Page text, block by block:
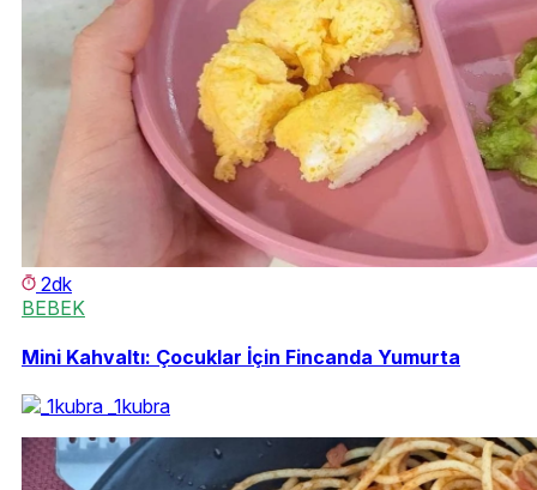
2dk
BEBEK
Mini Kahvaltı: Çocuklar İçin Fincanda Yumurta
_1kubra